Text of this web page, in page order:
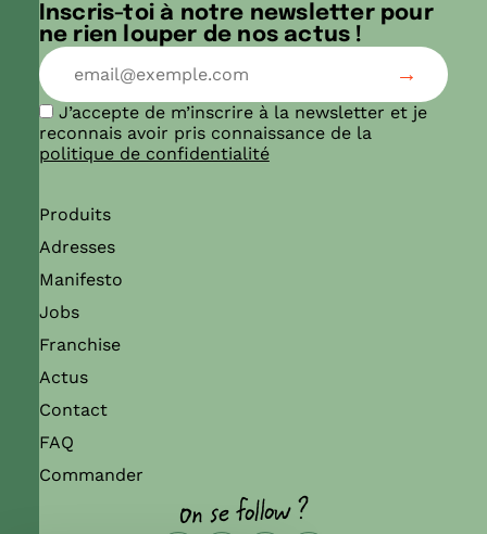
Inscris-toi à notre newsletter pour
ne rien louper de nos actus !
J’accepte de m’inscrire à la newsletter et je
reconnais avoir pris connaissance de la
politique de confidentialité
Produits
Adresses
Manifesto
Jobs
Franchise
Actus
Contact
FAQ
Commander
On se follow ?